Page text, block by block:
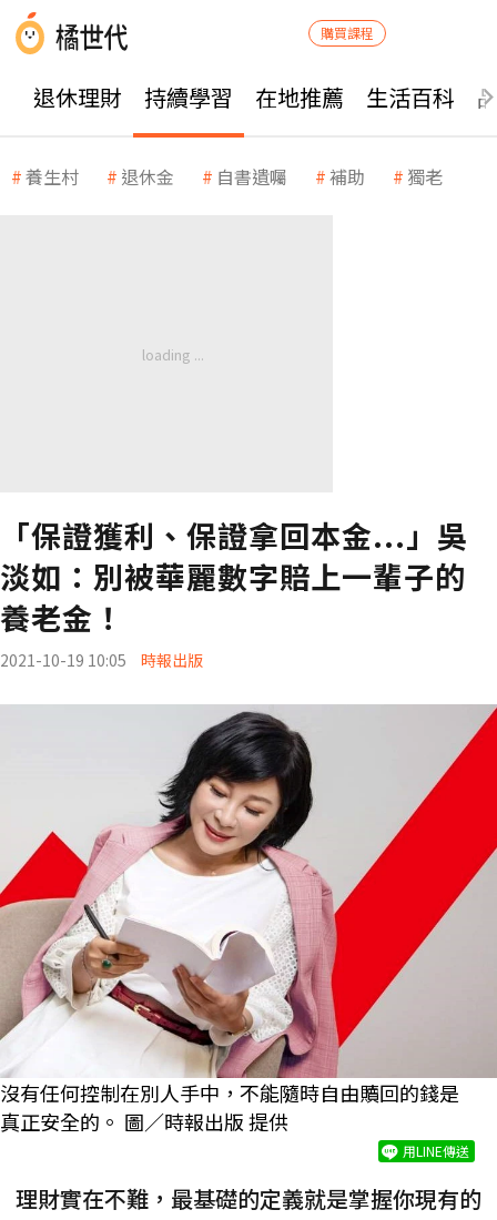
購買課程
退休理財 持續學習 在地推薦 生活百科
養生村 退休金 自書遺囑 補助 獨老
「保證獲利、保證拿回本金...」吳
淡如：別被華麗數字賠上一輩子的
養老金！
2021-10-19 10:05 時報出版
沒有任何控制在別人手中，不能隨時自由贖回的錢是
真正安全的。 圖／時報出版 提供
用LINE傳送
理財實在不難，最基礎的定義就是掌握你現有的